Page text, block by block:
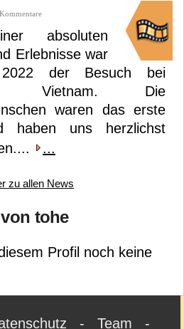
absoluten
Erlebnisse war
der Besuch bei
Vietnam. Die
waren das erste
uns herzlichst
...
zu allen News
tohe
Profil noch keine
- Team -